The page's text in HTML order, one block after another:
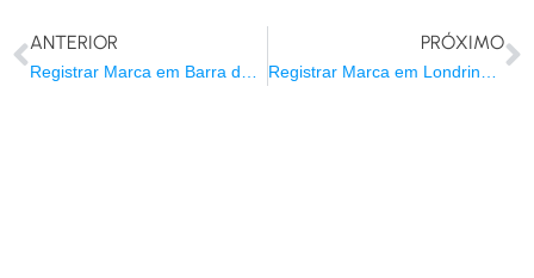
ANTERIOR PRÓXIMO